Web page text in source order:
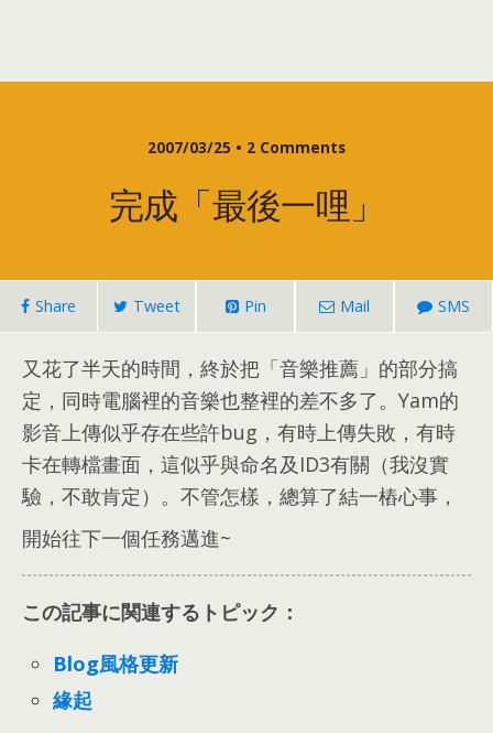
2007/03/25 • 2 Comments
完成「最後一哩」
Share Tweet Pin Mail SMS
又花了半天的時間 ， 終於把「音樂推薦」的部分搞
定 ， 同時電腦裡的音樂也整裡的差不多了。 Yam的
影音上傳似乎存在些許bug ， 有時上傳失敗 ， 有時
卡在轉檔畫面 ， 這似乎與命名及ID3有關（我沒實
驗 ， 不敢肯定） 。 不管怎樣 ， 總算了結一樁心事 ，
開始往下一個任務邁進~
この記事に関連するトピック：
Blog風格更新
緣起